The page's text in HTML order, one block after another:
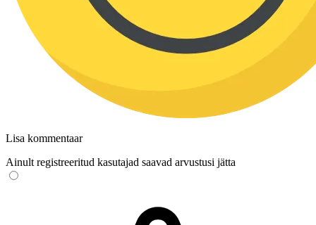
Lisa kommentaar
Ainult registreeritud kasutajad saavad arvustusi jätta